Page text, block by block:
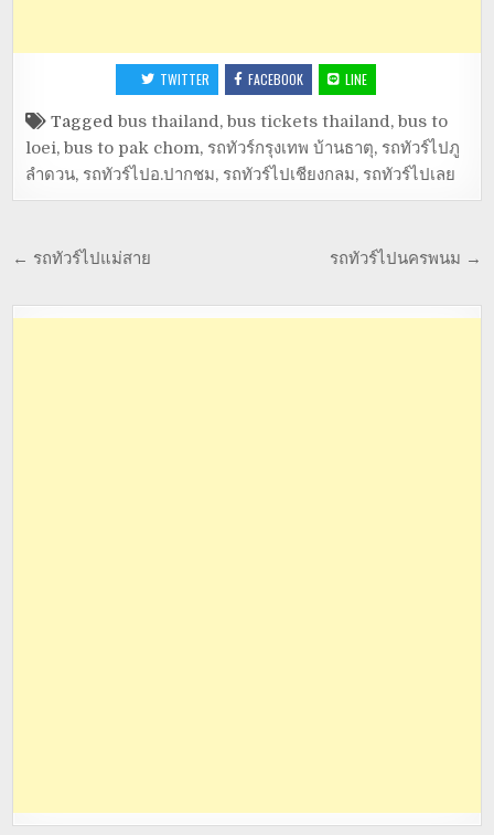
TWITTER FACEBOOK LINE
Taggedbus thailand,bus tickets thailand,bus to
loei,bus to pak chom, รถทัวร์กรุงเทพ บ้านธาตุ, รถทัวร์ไปภู
ลำดวน, รถทัวร์ไปอ.ปากชม, รถทัวร์ไปเชียงกลม, รถทัวร์ไปเลย
รถทัวร์ไปนครพนม →
← รถทัวร์ไปแม่สาย